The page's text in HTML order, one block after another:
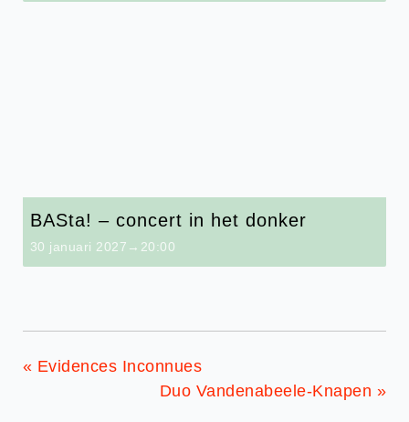
BASta! – concert in het donker
30 januari 2027→20:00
« Evidences Inconnues
Duo Vandenabeele-Knapen »